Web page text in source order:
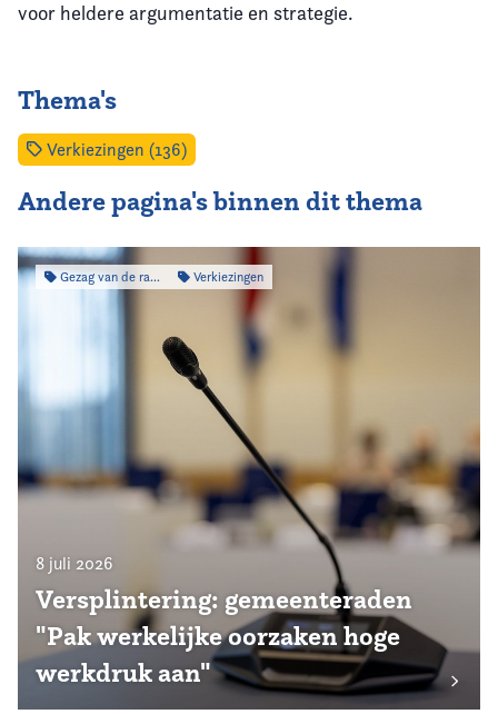
voor heldere argumentatie en strategie.
Thema's
Verkiezingen (136)
Andere pagina's binnen dit thema
Gezag van de raad Verkiezingen
8 juli 2026
Versplintering: gemeenteraden
"Pak werkelijke oorzaken hoge
werkdruk aan"